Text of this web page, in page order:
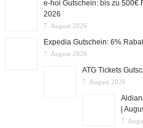
e-hoi Gutschein: bis zu 500€
2026
7. August 2026
Expedia Gutschein: 6%
7. August 2026
ATG Tickets
7. August 2026
|
7.